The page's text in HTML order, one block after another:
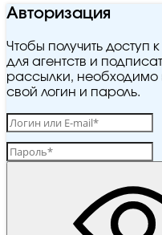
Авторизация
Чтобы получить доступ
для агентств и
рассылки, необходимо
свой логин и пароль.